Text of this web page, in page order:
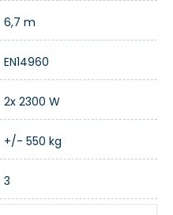
6,7 m
EN14960
2x 2300 W
+/- 550 kg
3